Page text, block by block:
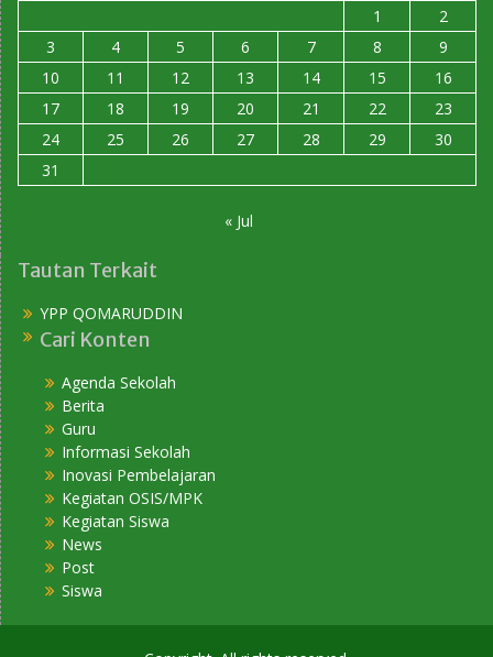
1
2
3
4 5 6 7 8
9
10
11 12 13 14 15
16
17
18 19 20 21 22
23
24
25 26 27 28 29
30
31
« Jul
Tautan Terkait
YPP QOMARUDDIN
Cari Konten
Agenda Sekolah
Berita
Guru
Informasi Sekolah
Inovasi Pembelajaran
Kegiatan OSIS/MPK
Kegiatan Siswa
News
Post
Siswa